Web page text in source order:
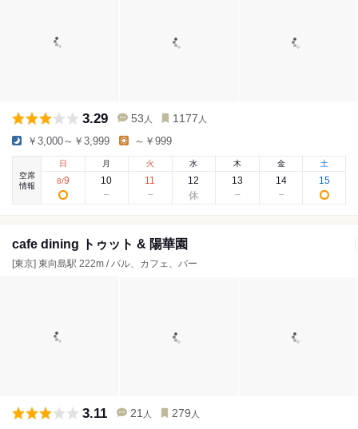
3.29 53 人 1177 人
￥3,000～￥3,999 ～￥999
空席
情報
日
8/9
月
10
火
11
水
12
木
13
金
14
土
15
cafe dining トゥット & 陽華園
[東京] 東向島駅 222m / バル、カフェ、バー
3.11 21 人 279 人